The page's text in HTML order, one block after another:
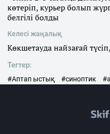
көтеріп, курьер болып
белгілі болды
Келесі жаңалық
Көкшетауда найзағай
Тегтер:
#Аптап ыстық #синоптик